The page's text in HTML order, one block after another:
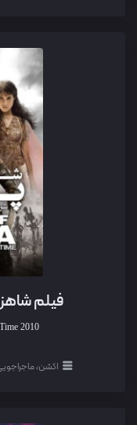
فیلم
2010
اکشن،